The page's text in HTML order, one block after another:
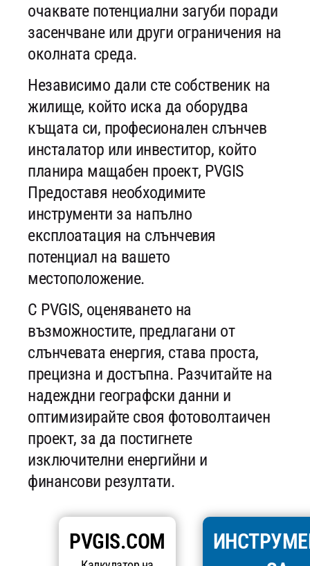
очаквате потенциални загуби поради
засенчване или други ограничения на
околната среда.
Независимо дали сте собственик на
жилище, който иска да оборудва
къщата си, професионален слънчев
инсталатор или инвеститор, който
планира мащабен проект, PVGIS
Предоставя необходимите
инструменти за напълно
експлоатация на слънчевия
потенциал на вашето
местоположение.
С PVGIS, оценяването на
възможностите, предлагани от
слънчевата енергия, става проста,
прецизна и достъпна. Разчитайте на
надеждни географски данни и
оптимизирайте своя фотоволтаичен
проект, за да постигнете
изключителни енергийни и
финансови резултати.
PVGIS.COM